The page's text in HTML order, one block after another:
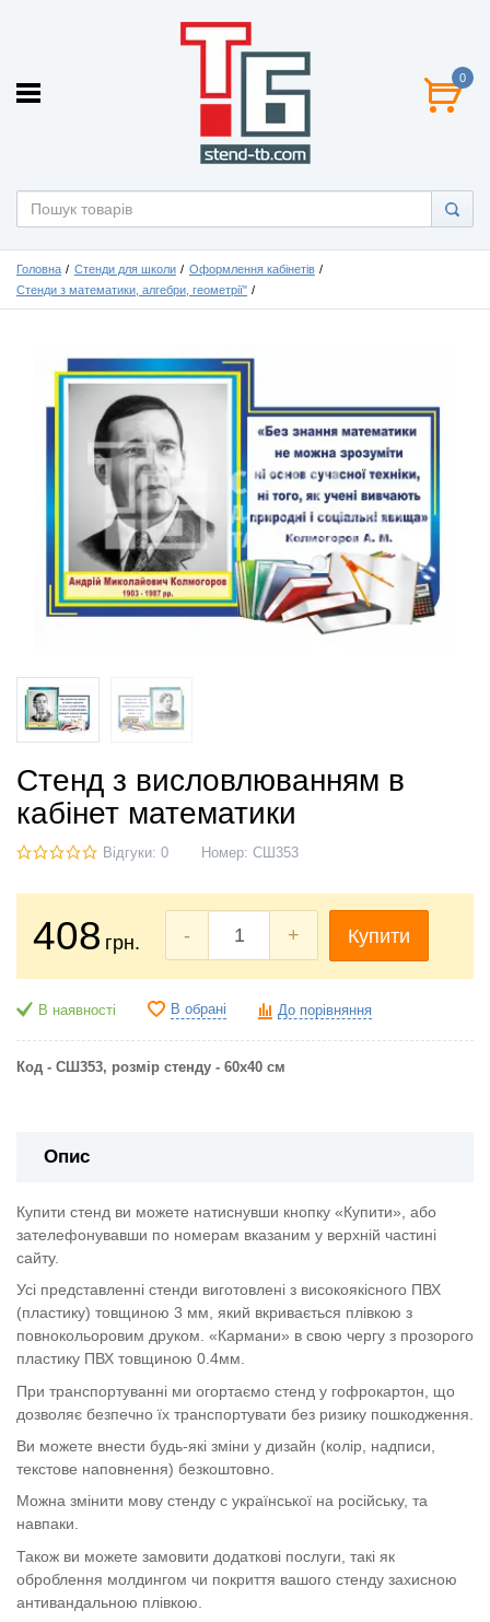
0
Головна Стенди для школи
Оформлення кабінетів
Стенди з математики, алгебри, геометрії"
Стенд з висловлюванням в
кабінет математики
Відгуки: 0 Номер: СШ353
408 грн. - + Купити
В наявності В обрані До порівняння
Код - СШ353, розмір стенду - 60х40 см
Опис
Купити стенд ви можете натиснувши кнопку «Купити», або
зателефонувавши по номерам вказаним у верхній частині
сайту.
Усі представленні стенди виготовлені з високоякісного ПВХ
(пластику) товщиною 3 мм, який вкривається плівкою з
повнокольоровим друком. «Кармани» в свою чергу з прозорого
пластику ПВХ товщиною 0.4мм.
При транспортуванні ми огортаємо стенд у гофрокартон, що
дозволяє безпечно їх транспортувати без ризику пошкодження.
Ви можете внести будь-які зміни у дизайн (колір, надписи,
текстове наповнення) безкоштовно.
Можна змінити мову стенду с української на російську, та
навпаки.
Також ви можете замовити додаткові послуги, такі як
оброблення молдингом чи покриття вашого стенду захисною
антивандальною плівкою.